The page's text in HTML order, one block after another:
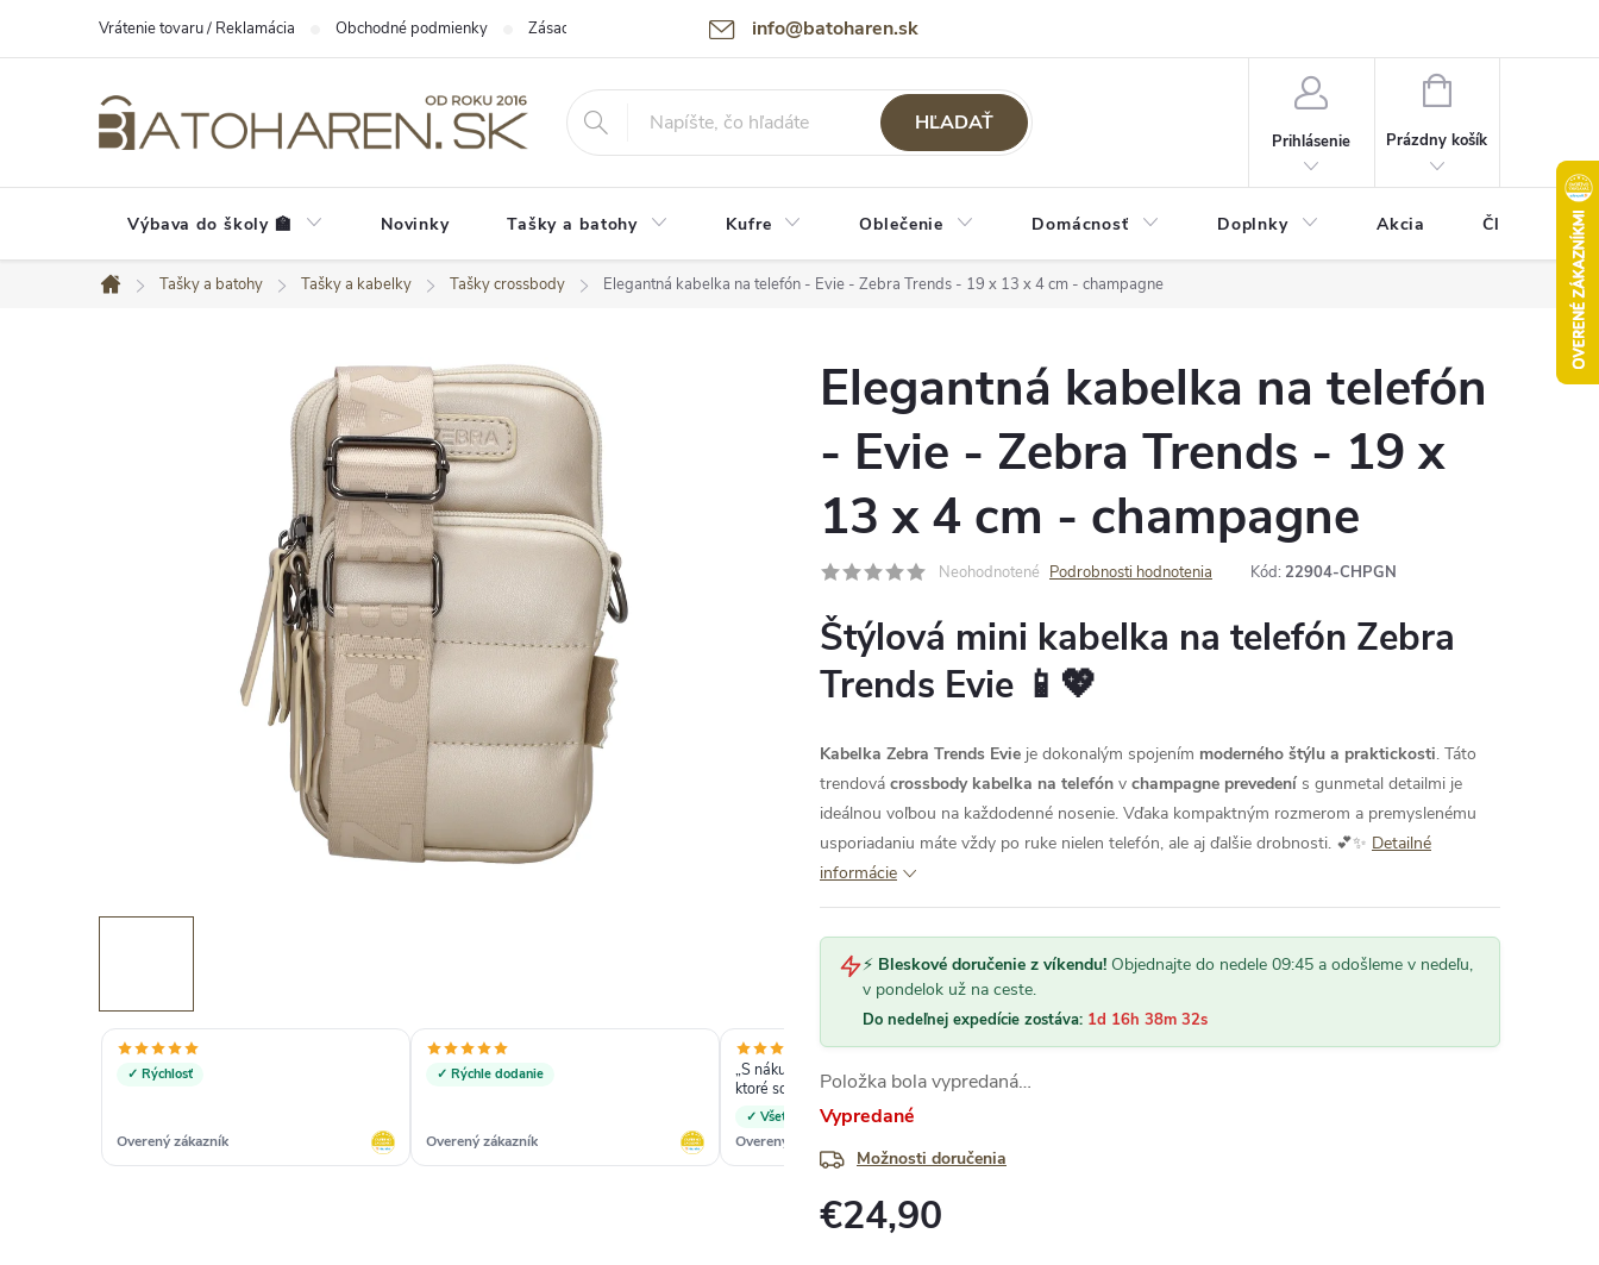
info@batoharen.sk
Vrátenie tovaru / Reklamácia Obchodné podmienky Zásady spracovania osobných údajov (GDPR) Podmienky použitia webu
HĽADAŤ
Prihlásenie
NÁKUPNÝ
Prázdny košík
Výbava do školy 🏫 Novinky Tašky a batohy Kufre Oblečenie Domácnosť Doplnky Akcia Články
Domov
Tašky a batohy Tašky a kabelky Tašky crossbody Elegantná kabelka na telefón - Evie - Zebra Trends - 19 x 13 x 4 cm - champagne
✓ Rýchlosť
Overený zákazník
✓ Rýchle dodanie
Overený zákazník
„S nákupom som veľmi spokojná. Batohy
ktoré som si vybrala sú jasne dobre
popísané obrázky presne ako skutocnost.
Cena a kvalita príjemné prekvapia“
✓ Všetko tak ako ma byt
Overený zákazník
Elegantná kabelka na telefón
- Evie - Zebra Trends - 19 x
13 x 4 cm - champagne
Neohodnotené Podrobnosti hodnotenia Kód: 22904-CHPGN
Štýlová mini kabelka na telefón Zebra
Trends Evie 📱💖
Kabelka Zebra Trends Evie je dokonalým spojením moderného štýlu a praktickosti. Táto
trendová crossbody kabelka na telefón v champagne prevedení s gunmetal detailmi je
ideálnou voľbou na každodenné nosenie. Vďaka kompaktným rozmerom a premyslenému
usporiadaniu máte vždy po ruke nielen telefón, ale aj ďalšie drobnosti. 💕✨ Detailné
informácie
⚡ Bleskové doručenie z víkendu! Objednajte do nedele 09:45 a odošleme v nedeľu,
v pondelok už na ceste.
Do nedeľnej expedície zostáva: 1d 16h 38m 31s
Položka bola vypredaná…
Vypredané
Možnosti doručenia
€24,90